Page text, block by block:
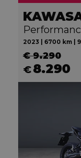
2023 | 6700 km |
€ 9.290
€8.290